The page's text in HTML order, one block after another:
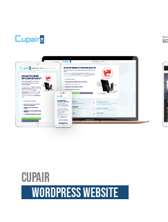
Cupair
WordPress website